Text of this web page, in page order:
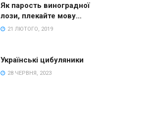
Як парость виноградної
лози, плекайте мову…
21 ЛЮТОГО, 2019
Українські цибуляники
28 ЧЕРВНЯ, 2023